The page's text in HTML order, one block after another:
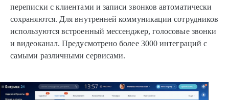
переписки с клиентами и записи звонков автоматически
сохраняются. Для внутренней коммуникации сотрудников
используются встроенный мессенджер, голосовые звонки
и видеоканал. Предусмотрено более 3000 интеграций с
самыми различными сервисами.